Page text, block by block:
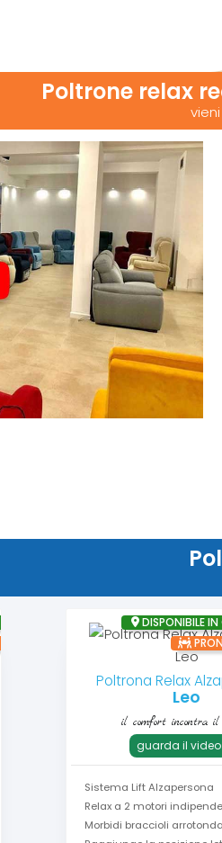
Poltrone relax
DISPONIBILE
Poltrona Relax
Leo
il comfort incontra il
guarda il video
Sistema Lift Alzapersona
Relax a 2 motori
Morbidi braccioli